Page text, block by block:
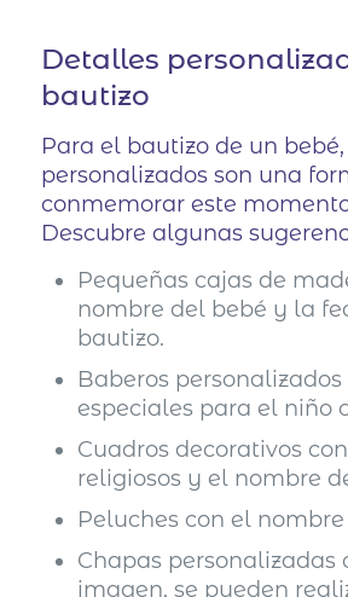
Detalles
bautizo
Para el bautizo de un
personalizados son una
conmemorar este
Descubre algunas
Pequeñas cajas de
nombre del bebé y la
bautizo.
Baberos
especiales para el niño
Cuadros decorativos
religiosos y el nombre
Peluches con el
Chapas personalizadas
imagen, se pueden